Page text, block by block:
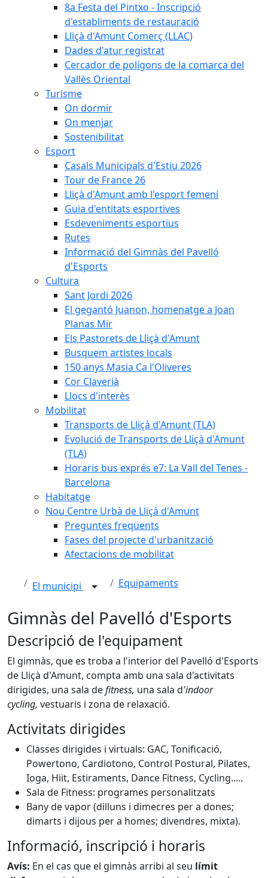
8a Festa del Pintxo - Inscripció
d'establiments de restauració
Lliçà d'Amunt Comerç (LLAC)
Dades d'atur registrat
Cercador de polígons de la comarca del
Vallès Oriental
Turisme
On dormir
On menjar
Sostenibilitat
Esport
Casals Municipals d'Estiu 2026
Tour de France 26
Lliçà d'Amunt amb l'esport femení
Guia d'entitats esportives
Esdeveniments esportius
Rutes
Informació del Gimnàs del Pavelló
d'Esports
Cultura
Sant Jordi 2026
El gegantó Juanon, homenatge a Joan
Planas Mir
Els Pastorets de Lliçà d'Amunt
Busquem artistes locals
150 anys Masia Ca l'Oliveres
Cor Claverià
Llocs d'interès
Mobilitat
Transports de Lliçà d'Amunt (TLA)
Evolució de Transports de Lliçà d'Amunt
(TLA)
Horaris bus exprés e7: La Vall del Tenes -
Barcelona
Habitatge
Nou Centre Urbà de Lliçà d'Amunt
Preguntes freqüents
Fases del projecte d'urbanització
Afectacions de mobilitat
El municipi Equipaments
Gimnàs del Pavelló d'Esports
Descripció de l'equipament
El gimnàs, que es troba a l'interior del Pavelló d'Esports
de Lliçà d'Amunt, compta amb una sala d'activitats
dirigides, una sala defitness, una sala d'indoor
cycling, vestuaris i zona de relaxació.
Activitats dirigides
Classes dirigides i virtuals: GAC, Tonificació,
Powertono, Cardiotono, Control Postural, Pilates,
Ioga, Hiit, Estiraments, Dance Fitness, Cycling.....
Sala de Fitness: programes personalitzats
Bany de vapor (dilluns i dimecres per a dones;
dimarts i dijous per a homes; divendres, mixta).
Informació, inscripció i horaris
Avís: En el cas que el gimnàs arribi al seu límit